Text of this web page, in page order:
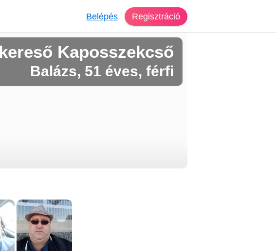
Belépés Regisztráció
Kaposszekcső
Balázs, 51 éves, férfi